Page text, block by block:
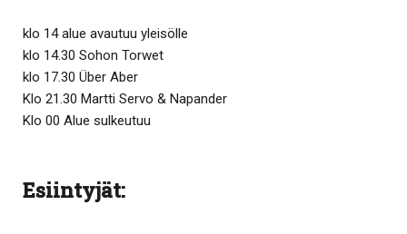
klo 14 alue avautuu yleisölle
klo 14.30 Sohon Torwet
klo 17.30 Über Aber
Klo 21.30 Martti Servo & Napander
Klo 00 Alue sulkeutuu
Esiintyjät: